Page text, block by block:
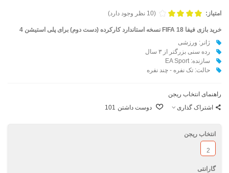
امتیاز: (10 نظر وجود دارد)
خرید بازی فیفا FIFA 18 نسخه استاندارد کارکرده (دست دوم) برای پلی استیشن 4
ژانر: ورزشی
رده سنی بزرگتر از ۳ سال
سازنده: EA Sport
حالت: تک نفره - چند نفره
راهنمای انتخاب ریجن
اشتراک گذاری
دوست داشتن 101
انتخاب ریجن
2
گارانتی